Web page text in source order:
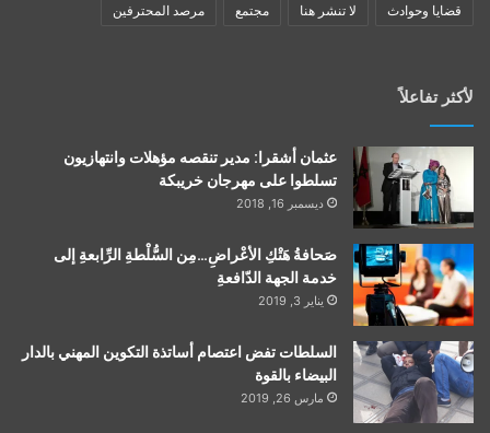
قضايا وحوادث لا تنشر هنا مجتمع مرصد المحترفين
لأكثر تفاعلاً
عثمان أشقرا: مدير تنقصه مؤهلات وانتهازيون
تسلطوا على مهرجان خريبكة
ديسمبر 16, 2018
صَحافةُ هَتْكِ الأعْراضِ…مِن السُّلْطةِ الرِّابعةِ إلى
خدمة الجهة الدّافعةِ
يناير 3, 2019
السلطات تفض اعتصام أساتذة التكوين المهني بالدار
البيضاء بالقوة
مارس 26, 2019